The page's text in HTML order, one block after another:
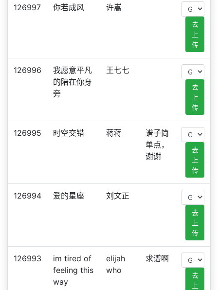
126997 你若成风 许嵩
去
上
传
126996
我愿意平凡
的陪在你身
旁
王七七
去
上
传
126995 时空交错 蒋蒋
谱子简
单点，
谢谢
去
上
传
126994 爱的星座 刘文正
去
上
传
126993
im tired of
feeling this
way
elijah
who
求谱啊
去
上